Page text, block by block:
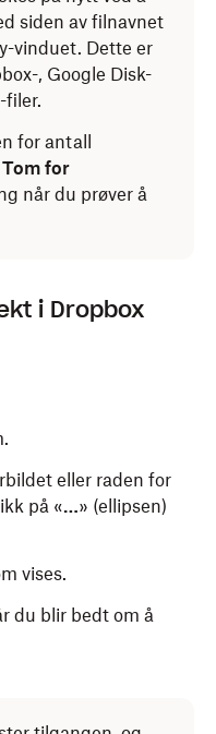
siden av filnavnet
vinduet. Dette er
, Google Disk-
filer.
for antall
Tom for
når du prøver å
i Dropbox
eller raden for
på «…» (ellipsen)
vises.
du blir bedt om å